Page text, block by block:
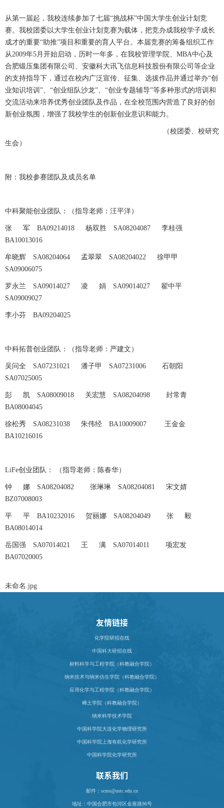
从第一届起，我校连续参加了七届“挑战杯”中国大学生创业计划竞
赛。我校团委以大学生创业计划竞赛为载体，把竞办成我校学子成长
成才的重要“助推”项目和重要的育人平台。本届竞赛的筹备组织工作
从2009年5月开始启动，历时一年多，在我校管理学院、MBA中心及
合肥锻压集团有限公司、安徽科大讯飞信息科技股份有限公司等企业
的支持指导下，通过在校内广泛宣传、征集、选拔作品并通过举办“创
业知识培训”、“创业组队沙龙”、“创业专题辅导”等多种形式的培训和
交流活动来培养优秀创业团队及作品，在全校范围内营造了良好的创
新创业氛围，增强了我校学生的创新创业意识和能力。
（校团委、校研究
生会）
附：我校参赛团队及成员名单
中科聚能创业团队：（指导老师：汪平洋）
张 军 BA09214018 杨双胜 SA08204087 李桂强
BA10013016
牟晓辉 SA08204064 孟翠翠 SA08204022 徐甲甲
SA09006075
罗永兰 SA09014027 凌 娟 SA09014027 翟中平
SA09009027
李小芬 BA09204025
中科拓普创业团队：（指导老师：严建文）
吴问全 SA07231021 潘子甲 SA07231006 石朝阳
SA07025005
彭 凯 SA08009018 关宏慧 SA08204098 封常青
BA08004045
徐松秀 SA08231038 朱伟经 BA10009007 王金金
BA10216016
LiFe创业团队： （指导老师：陈春华）
钟 娜 SA08204082 张琳琳 SA08204081 宋文婧
BZ07008003
平 平 BA10232016 贺丽娜 SA08204049 张 毅
BA08014014
岳国强 SA07014021 王 满 SA07014011 项宏发
BA07020005
未命名.jpg
友情链接
化学院研招在线
中国科大研招在线
材料科学与工程学院（科教融合学院）
纳米技术与纳米仿生学院（科教融合学院）
应用化学与工程学院（科教融合学院）
稀土学院（科教融合学院）
纳米科学技术学院
中国科学院大连化学物理研究所
中国科学院上海有机化学研究所
中国科学院化学研究所
联系我们
邮件：scms@ustc.edu.cn
地址： 中国合肥市包河区金寨路96号